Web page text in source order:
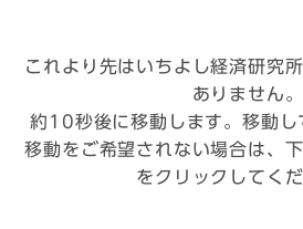
これより先はいちよし経済研究
ありません。
約10秒後に移動します。移動し
移動をご希望されない場合は、
をクリックしてくだ